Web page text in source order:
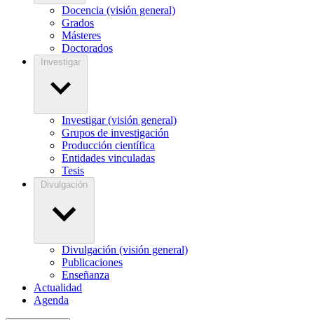
Docencia (visión general)
Grados
Másteres
Doctorados
Investigar
Investigar (visión general)
Grupos de investigación
Producción científica
Entidades vinculadas
Tesis
Divulgación
Divulgación (visión general)
Publicaciones
Enseñanza
Actualidad
Agenda